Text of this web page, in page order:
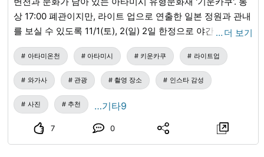
상 17:00 폐관이지만, 라이트 업으로 연출한 일본 정원과 관내
를 보실 수 있도록 11/1(토), 2(일) 2일 한정으로 야간 개관합니
다. 아타미 시내라고는 생각되지 않는 고요함 속에서, 푸르른
정원과 물소리를 느끼면서 일본식 우산과 손전등으로 '일본식
라이트 업'을 즐겨 보세요. [일본식 등불 정원] 일시/2025년
11/1(토), 2(일) 17:00~21:00(최종 접수 20:00) 야간 특별 입장
료/1000엔(세금 포함) 예약 불필요 ※일본식 우산으로 인해 우
상황에 따라 입장 제한을 하는 경우가 있습니다. ※야간 특별
프로그램으로 인해 정원의 일부 구역에는 입장하실 수 없습니
… 더 보기
아타미온천 아타미시 키운카쿠 라이트업
와가사 관광 촬영 장소 인스타 감성
사진 추천 …기타9
7 0